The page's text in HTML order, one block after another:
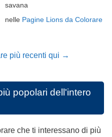
savana
nelle Pagine Lions da Colorare
più recenti qui →
popolari dell'intero
che ti interessano di più